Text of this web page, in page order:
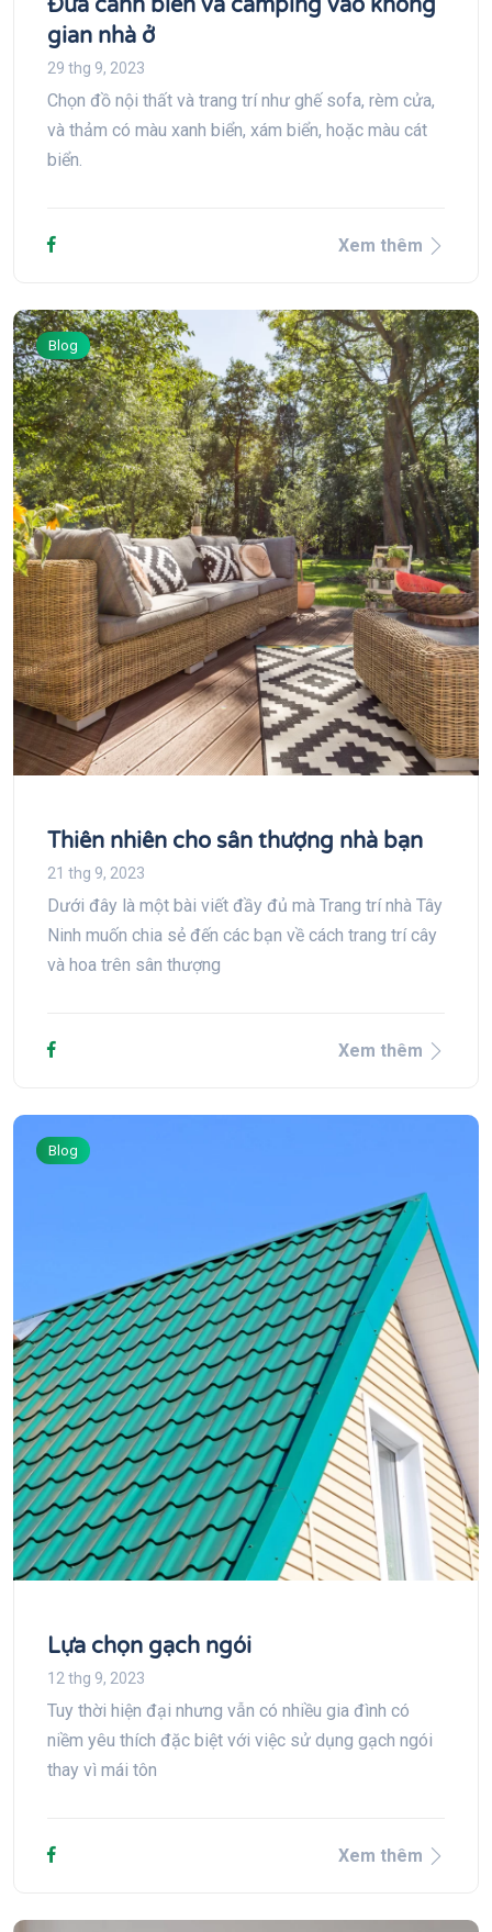
Đưa cảnh biển và camping vào không
gian nhà ở
29 thg 9, 2023
Chọn đồ nội thất và trang trí như ghế sofa, rèm cửa,
và thảm có màu xanh biển, xám biển, hoặc màu cát
biển.
Xem thêm
Blog
Thiên nhiên cho sân thượng nhà bạn
21 thg 9, 2023
Dưới đây là một bài viết đầy đủ mà Trang trí nhà Tây
Ninh muốn chia sẻ đến các bạn về cách trang trí cây
và hoa trên sân thượng
Xem thêm
Blog
Lựa chọn gạch ngói
12 thg 9, 2023
Tuy thời hiện đại nhưng vẫn có nhiều gia đình có
niềm yêu thích đặc biệt với việc sử dụng gạch ngói
thay vì mái tôn
Xem thêm